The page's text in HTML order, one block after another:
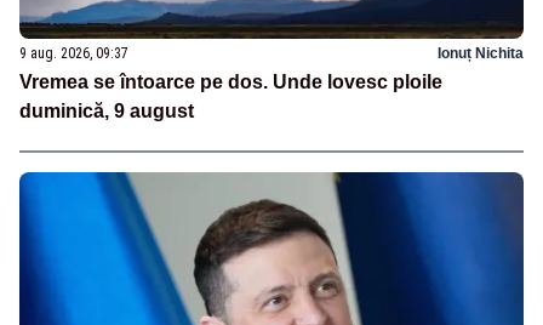
9 aug. 2026, 09:37 Ionuț Nichita
Vremea se întoarce pe dos. Unde lovesc ploile
duminică, 9 august